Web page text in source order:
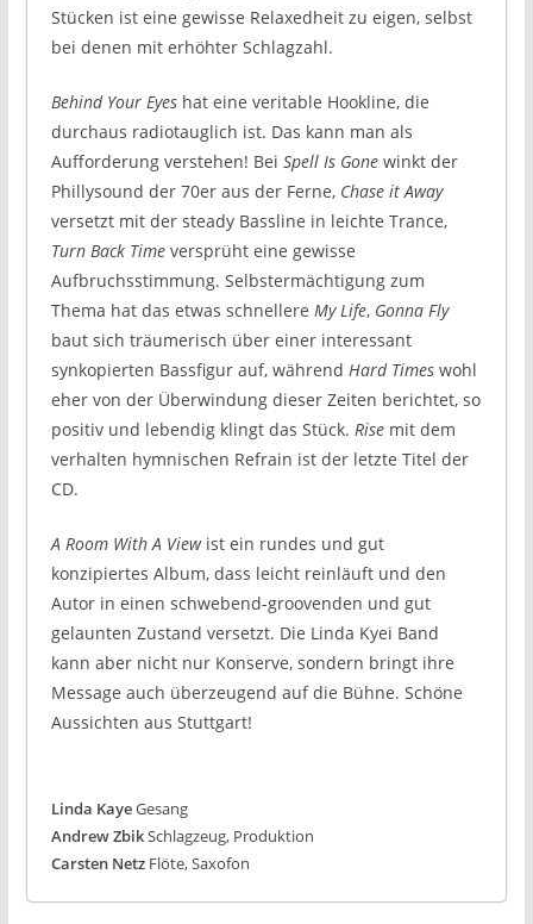
Stücken ist eine gewisse Relaxedheit zu eigen, selbst
bei denen mit erhöhter Schlagzahl.
Behind Your Eyeshat eine veritable Hookline, die
durchaus radiotauglich ist. Das kann man als
Aufforderung verstehen! Bei Spell Is Gonewinkt der
Phillysound der 70er aus der Ferne, Chase it Away
versetzt mit der steady Bassline in leichte Trance,
Turn Back Timeversprüht eine gewisse
Aufbruchsstimmung. Selbstermächtigung zum
Thema hat das etwas schnellere My Life, Gonna Fly
baut sich träumerisch über einer interessant
synkopierten Bassfigur auf, während Hard Timeswohl
eher von der Überwindung dieser Zeiten berichtet, so
positiv und lebendig klingt das Stück. Risemit dem
verhalten hymnischen Refrain ist der letzte Titel der
CD.
A Room With A Viewist ein rundes und gut
konzipiertes Album, dass leicht reinläuft und den
Autor in einen schwebend-groovenden und gut
gelaunten Zustand versetzt. Die Linda Kyei Band
kann aber nicht nur Konserve, sondern bringt ihre
Message auch überzeugend auf die Bühne. Schöne
Aussichten aus Stuttgart!
Linda KayeGesang
Andrew ZbikSchlagzeug, Produktion
Carsten NetzFlöte, Saxofon